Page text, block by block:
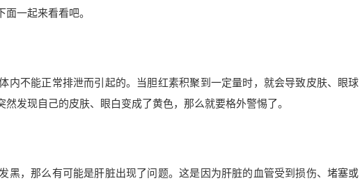
一起来看看吧。
内不能正常排泄而引起的。当胆红素积聚到一定量时，就会导致皮肤、眼球
发现自己的皮肤、眼白变成了黄色，那么就要格外警惕了。
黑，那么有可能是肝脏出现了问题。这是因为肝脏的血管受到损伤、堵塞或